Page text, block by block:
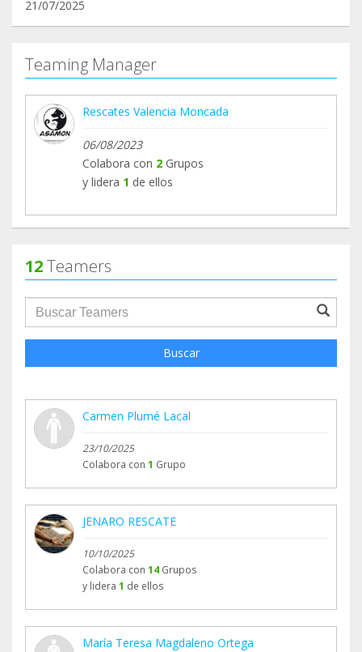
21/07/2025
Teaming Manager
Rescates Valencia Moncada
06/08/2023
Colabora con 2 Grupos
y lidera 1 de ellos
12Teamers
groupProfile.searchForm.search.text???
Buscar
Carmen Plumé Lacal
23/10/2025
Colabora con 1 Grupo
JENARO RESCATE
10/10/2025
Colabora con 14 Grupos
y lidera 1 de ellos
María Teresa Magdaleno Ortega